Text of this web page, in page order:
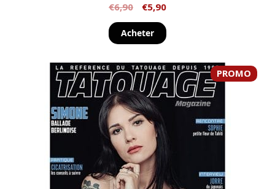
€6,90 €5,90
Acheter
PROMO